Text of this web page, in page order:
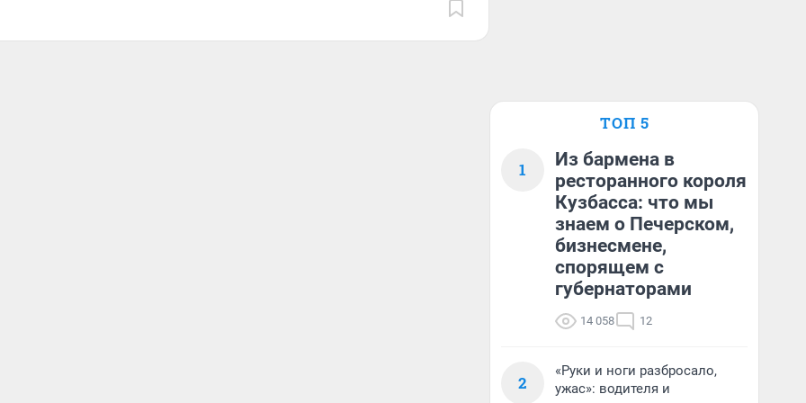
ТОП 5
1
Из бармена в
ресторанного короля
Кузбасса: что мы
знаем о Печерском,
бизнесмене,
спорящем с
губернаторами
14 058 12
2
«Руки и ноги разбросало,
ужас»: водителя и